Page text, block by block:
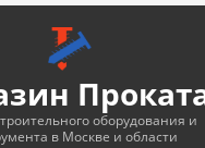
оборудования и
в Москве и области